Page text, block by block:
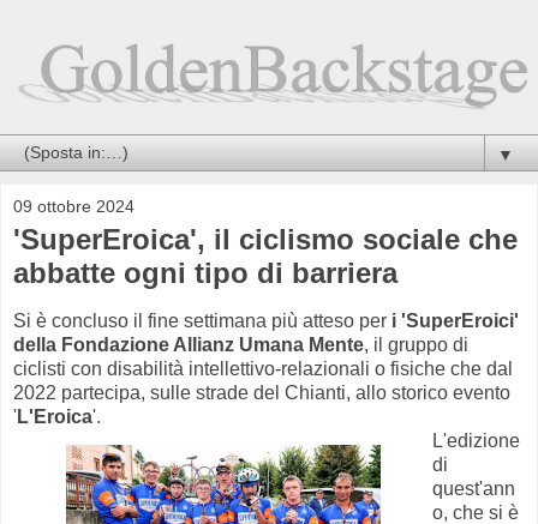
▼
09 ottobre 2024
'SuperEroica', il ciclismo sociale che
abbatte ogni tipo di barriera
Si è concluso il fine settimana più atteso per i 'SuperEroici'
della Fondazione Allianz Umana Mente, il gruppo di
ciclisti con disabilità intellettivo-relazionali o fisiche che dal
2022 partecipa, sulle strade del Chianti, allo storico evento
'L'Eroica'.
L'edizione
di
quest'ann
o, che si è